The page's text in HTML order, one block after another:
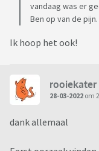
vandaag was er
Ben op van de
Ik hoop het ook!
rooiekater
28-03-2022 om
dank allemaal